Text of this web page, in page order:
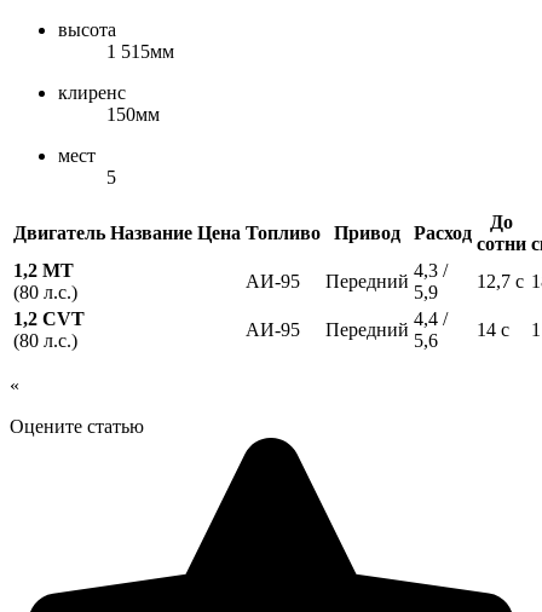
высота
1 515мм
клиренс
150мм
мест
5
Двигатель Название Цена Топливо Привод Расход
До
сотни
1,2 MT
(80 л.с.)
АИ-95 Передний
4,3 /
5,9
12,7 с
1,2 CVT
(80 л.с.)
АИ-95 Передний
4,4 /
5,6
14 с
«
Оцените статью